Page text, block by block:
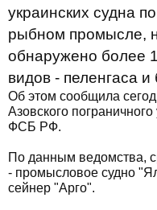
украинских судна
рыбном промысле,
обнаружено более
видов - пеленгаса и
Об этом сообщила
Азовского
ФСБ РФ.
По данным ведомства,
- промысловое судно
сейнер "Арго".